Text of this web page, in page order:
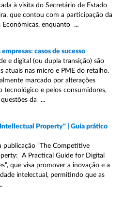
à visita do Secretário de Estado
que contou com a participação da
Económicas, enquanto ...
casos de sucesso
e digital (ou dupla transição) são
atuais nas micro e PME do retalho.
marcado por alterações
tecnológico e pelos consumidores,
da ...
Property" | Guia prático
publicação “The Competitive
A Practical Guide for Digital
que visa promover a inovação e a
intelectual, permitindo que as